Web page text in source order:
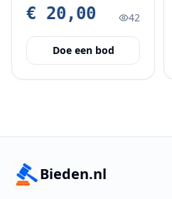
€ 20,00 42
Doe een bod
Bieden.nl